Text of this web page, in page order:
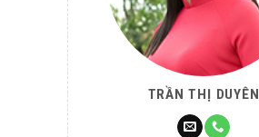
TRẦN THỊ DUYÊN